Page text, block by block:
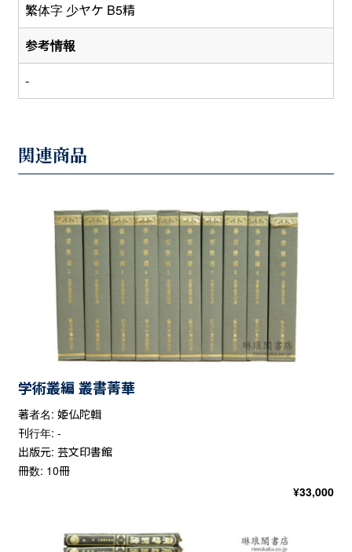
繁体字 少ヤケ B5精
参考情報
-
関連商品
学術叢編 叢書菁華
著者名: 姫仏陀輯
刊行年: -
出版元: 芸文印書館
冊数: 10冊
¥33,000